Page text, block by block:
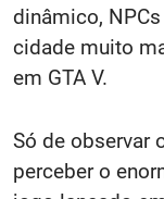
dinâmico,
cidade muito
em GTA V.
Só de observar
perceber o